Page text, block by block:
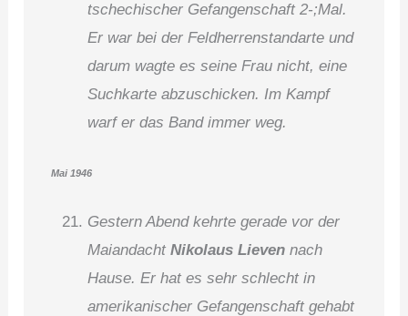
tschechischer Gefangenschaft 2-;Mal.
Er war bei der Feldherrenstandarte und
darum wagte es seine Frau nicht, eine
Suchkarte abzuschicken. Im Kampf
warf er das Band immer weg.
Mai 1946
Gestern Abend kehrte gerade vor der
MaiandachtNikolaus Lieven nach
Hause. Er hat es sehr schlecht in
amerikanischer Gefangenschaft gehabt